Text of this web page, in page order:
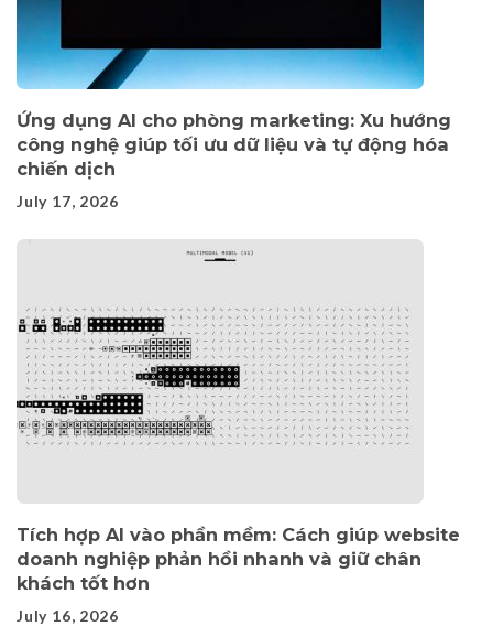
Ứng dụng AI cho phòng marketing: Xu hướng
công nghệ giúp tối ưu dữ liệu và tự động hóa
chiến dịch
July 17, 2026
Tích hợp AI vào phần mềm: Cách giúp website
doanh nghiệp phản hồi nhanh và giữ chân
khách tốt hơn
July 16, 2026